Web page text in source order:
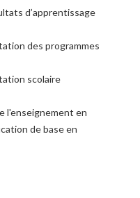
d’apprentissage
des programmes
scolaire
l'enseignement en
de base en